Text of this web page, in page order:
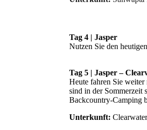
Tag 4 | Jasper
Nutzen Sie den
Tag 5 | Jasper –
Heute fahren Sie
sind in der Sommerzeit
Backcountry-Camping
Unterkunft: